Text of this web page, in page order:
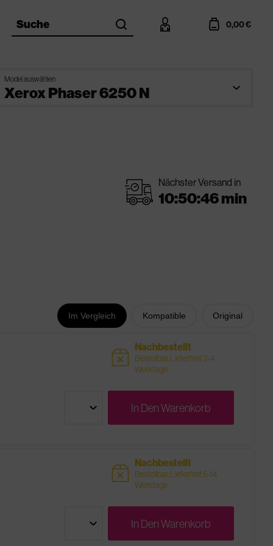
Suche search account cart 0,00 €
Model auswählen
shipping Nächster Versand in
Im Vergleich Kompatible Original
sold Nachbestellt
Bestellbar, Lieferfrist 2-4
Werktage
In DenWarenkorb
sold Nachbestellt
Bestellbar, Lieferfrist 5-14
Werktage
In DenWarenkorb